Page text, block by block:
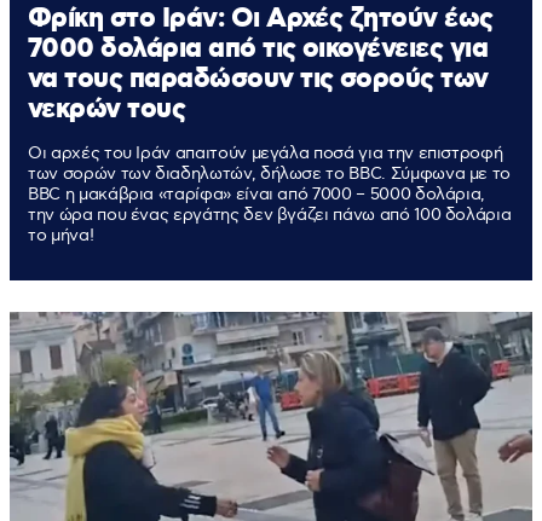
Φρίκη στο Ιράν: Οι Αρχές ζητούν έως
7000 δολάρια από τις οικογένειες για
να τους παραδώσουν τις σορούς των
νεκρών τους
Οι αρχές του Ιράν απαιτούν μεγάλα ποσά για την επιστροφή
των σορών των διαδηλωτών, δήλωσε το BBC. Σύμφωνα με το
BBC η μακάβρια «ταρίφα» είναι από 7000 – 5000 δολάρια,
την ώρα που ένας εργάτης δεν βγάζει πάνω από 100 δολάρια
το μήνα!